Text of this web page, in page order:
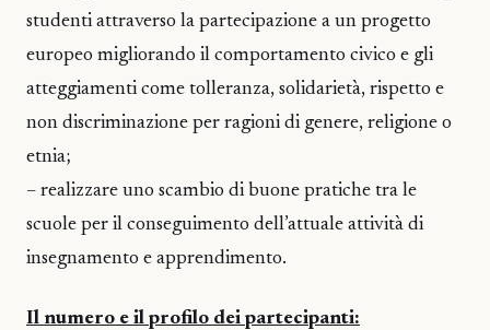
studenti attraverso la partecipazione a un progetto
europeo migliorando il comportamento civico e gli
atteggiamenti come tolleranza, solidarietà, rispetto e
non discriminazione per ragioni di genere, religione o
etnia;
– realizzare uno scambio di buone pratiche tra le
scuole per il conseguimento dell’attuale attività di
insegnamento e apprendimento.
Il numero e il profilo dei partecipanti: